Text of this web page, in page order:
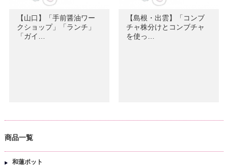
【山口】「手前醤油ワー
クショップ」「ランチ」
「ガイ…
【島根・出雲】「コンブ
チャ株分けとコンブチャ
を使っ…
商品一覧
和蓮ポット